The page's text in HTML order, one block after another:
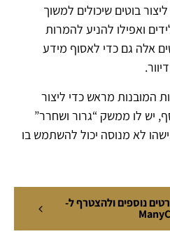
בוטים שיכולים למשוך
ואפילו להניע להמרות
אלה גם כדי לאסוף מידע
המובנות מראש כדי ליצור
יש לו ממשק “גרור ושחרר”
לא מנוסה יכול להשתמש בו
נוספים ולהצטרף ל-